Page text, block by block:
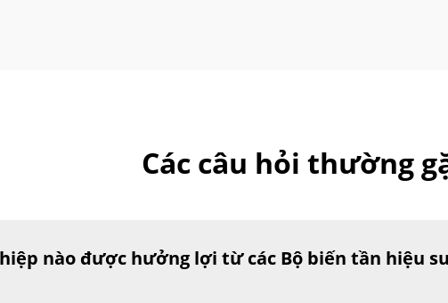
Các câu hỏi thường
nào được hưởng lợi từ các Bộ biến tần hiệu